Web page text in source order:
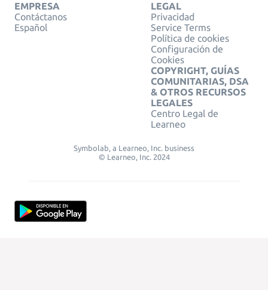
EMPRESA
Contáctanos
Español
LEGAL
Privacidad
Service Terms
Política de cookies
Configuración de
Cookies
COPYRIGHT, GUÍAS
COMUNITARIAS, DSA
& OTROS RECURSOS
LEGALES
Centro Legal de
Learneo
Symbolab, a Learneo, Inc. business
© Learneo, Inc. 2024